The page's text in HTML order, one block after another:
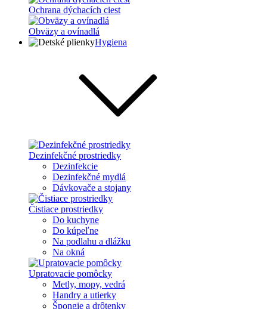
Ochrana dýchacích ciest
Obväzy a ovínadlá
Hygiena
Dezinfekčné prostriedky
Dezinfekcie
Dezinfekčné mydlá
Dávkovače a stojany
Čistiace prostriedky
Do kuchyne
Do kúpeľne
Na podlahu a dlážku
Na okná
Upratovacie pomôcky
Metly, mopy, vedrá
Handry a utierky
Špongie a drôtenky